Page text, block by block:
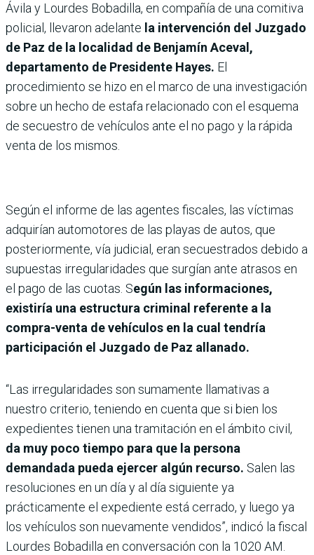
Ávila y Lourdes Bobadilla, en compañía de una comitiva
policial, llevaron adelante la intervención del Juzgado
de Paz de la localidad de Benjamín Aceval,
departamento de Presidente Hayes. El
procedimiento se hizo en el marco de una investigación
sobre un hecho de estafa relacionado con el esquema
de secuestro de vehículos ante el no pago y la rápida
venta de los mismos.
Según el informe de las agentes fiscales, las víctimas
adquirían automotores de las playas de autos, que
posteriormente, vía judicial, eran secuestrados debido a
supuestas irregularidades que surgían ante atrasos en
el pago de las cuotas. Según las informaciones,
existiría una estructura criminal referente a la
compra-venta de vehículos en la cual tendría
participación el Juzgado de Paz allanado.
“Las irregularidades son sumamente llamativas a
nuestro criterio, teniendo en cuenta que si bien los
expedientes tienen una tramitación en el ámbito civil,
da muy poco tiempo para que la persona
demandada pueda ejercer algún recurso. Salen las
resoluciones en un día y al día siguiente ya
prácticamente el expediente está cerrado, y luego ya
los vehículos son nuevamente vendidos”, indicó la fiscal
Lourdes Bobadilla en conversación con la 1020 AM.